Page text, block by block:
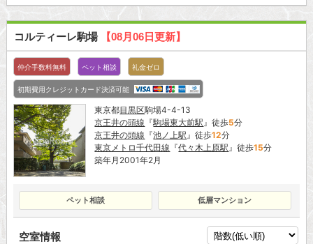
コルティーレ駒場 【08月06日更新】
仲介手数料無料 ペット相談 礼金ゼロ
初期費用クレジットカード決済可能
東京都目黒区駒場4-4-13
京王井の頭線 『駒場東大前駅』徒歩5分
京王井の頭線 『池ノ上駅』徒歩12分
東京メトロ千代田線 『代々木上原駅』徒歩15分
築年月2001年2月
ペット相談 低層マンション
空室情報